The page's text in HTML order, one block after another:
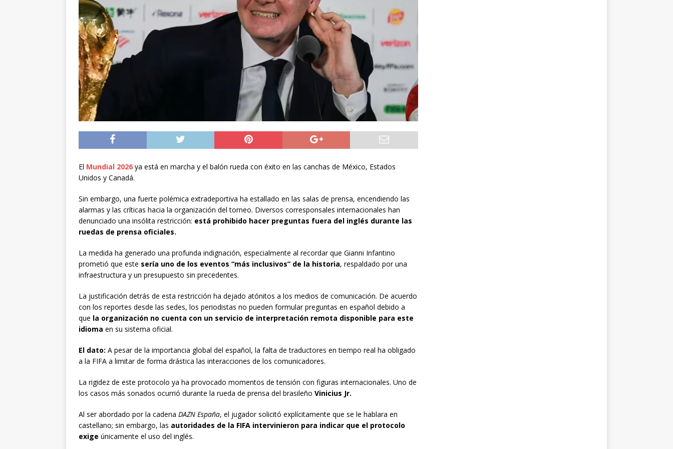
[ 05/08/2026 ] Diputado Álvaro Jofre alerta por el futuro del Casino Municipal de
Iquique
Concejo Municipal aprueba proyecto para mejorar el alumbrado
ALTO HOSPICIO
El papa León XIV viajará a Uruguay, Argentina y Perú del 6 al 17 de
INTERNACIONAL
El Mundial 2026 ya está en marcha y el balón rueda con éxito en las canchas de México, Estados
Unidos y Canadá.
Sin embargo, una fuerte polémica extradeportiva ha estallado en las salas de prensa, encendiendo las
alarmas y las críticas hacia la organización del torneo. Diversos corresponsales internacionales han
denunciado una insólita restricción: está prohibido hacer preguntas fuera del inglés durante las
ruedas de prensa oficiales.
La medida ha generado una profunda indignación, especialmente al recordar que Gianni Infantino
prometió que este sería uno de los eventos “más inclusivos” de la historia, respaldado por una
infraestructura y un presupuesto sin precedentes.
La justificación detrás de esta restricción ha dejado atónitos a los medios de comunicación. De acuerdo
con los reportes desde las sedes, los periodistas no pueden formular preguntas en español debido a
que la organización no cuenta con un servicio de interpretación remota disponible para este
idioma en su sistema oficial.
El dato: A pesar de la importancia global del español, la falta de traductores en tiempo real ha obligado
a la FIFA a limitar de forma drástica las interacciones de los comunicadores.
La rigidez de este protocolo ya ha provocado momentos de tensión con figuras internacionales. Uno de
los casos más sonados ocurrió durante la rueda de prensa del brasileño Vinicius Jr.
Al ser abordado por la cadena DAZN España, el jugador solicitó explícitamente que se le hablara en
castellano; sin embargo, las autoridades de la FIFA intervinieron para indicar que el protocolo
exige únicamente el uso del inglés.